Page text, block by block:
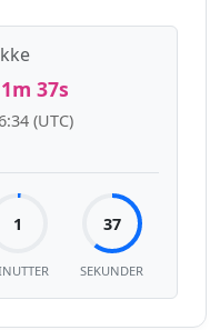
37s
(UTC)
1 37
SEKUNDER